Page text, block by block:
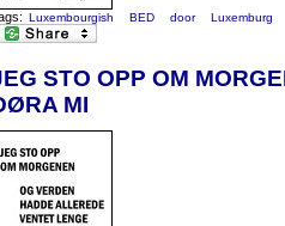
Luxembourgish BED door Luxemburg
STO OPP OM
MI